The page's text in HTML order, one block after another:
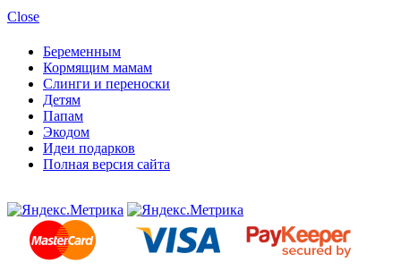
Close
Беременным
Кормящим мамам
Слинги и переноски
Детям
Папам
Экодом
Идеи подарков
Полная версия сайта